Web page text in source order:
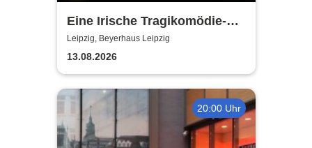
Eine Irische Tragikomödie-
Das Kleingeld | Getreu dem
Motto: Wir lachen, weil wir
weinen
Leipzig, Beyerhaus Leipzig
13.08.2026
20:00 Uhr